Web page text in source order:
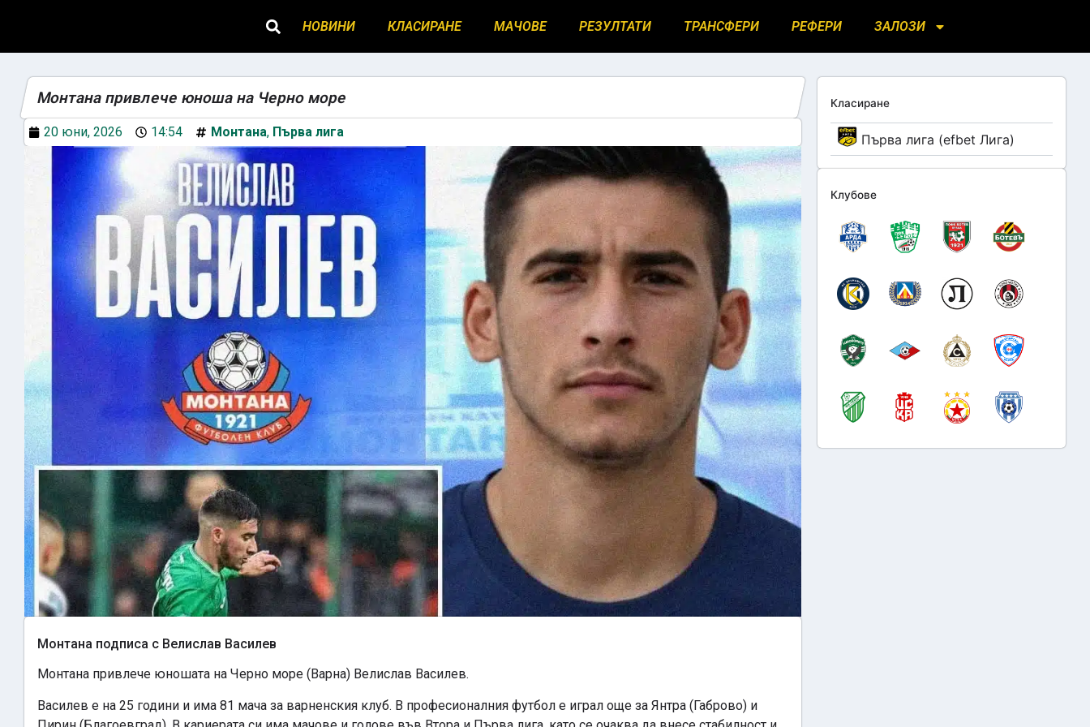
НОВИНИ КЛАСИРАНЕ МАЧОВЕ РЕЗУЛТАТИ ТРАНСФЕРИ РЕФЕРИ ЗАЛОЗИ
Класиране
Първа лига (efbet Лига)
Клубове
Монтана привлече юноша на Черно море
20 юни, 2026 14:54 Монтана, Първа лига
Монтана подписа с Велислав Василев
Монтана привлече юношата на Черно море (Варна) Велислав Василев.
Василев е на 25 години и има 81 мача за варненския клуб. В професионалния футбол е играл още за Янтра (Габрово) и